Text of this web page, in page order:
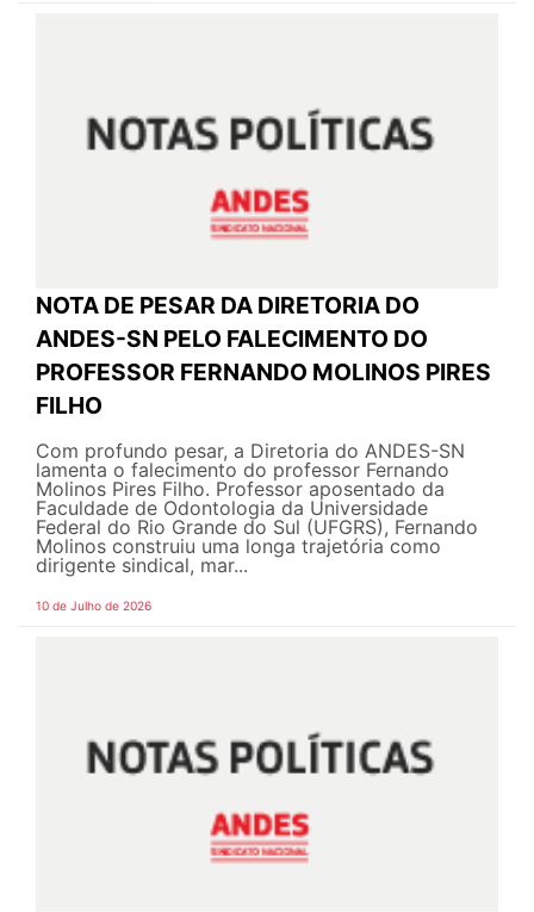
NOTA DE PESAR DA DIRETORIA DO
ANDES-SN PELO FALECIMENTO DO
PROFESSOR FERNANDO MOLINOS PIRES
FILHO
Com profundo pesar, a Diretoria do ANDES-SN
lamenta o falecimento do professor Fernando
Molinos Pires Filho. Professor aposentado da
Faculdade de Odontologia da Universidade
Federal do Rio Grande do Sul (UFGRS), Fernando
Molinos construiu uma longa trajetória como
dirigente sindical, mar...
10 de Julho de 2026